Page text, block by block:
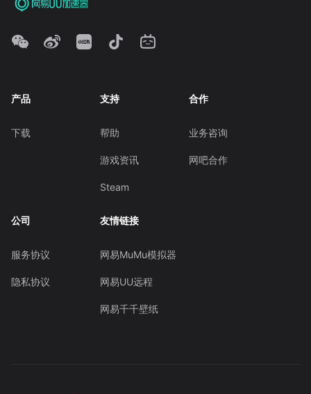
产品
下载
支持
帮助
游戏资讯
Steam
合作
业务咨询
网吧合作
公司
服务协议
隐私协议
友情链接
网易MuMu模拟器
网易UU远程
网易千千壁纸